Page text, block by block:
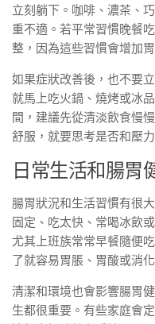
立刻躺下。咖啡、濃茶、
重不適。若平常習慣晚餐
整，因為這些習慣會增加
如果症狀改善後，也不要
就馬上吃火鍋、燒烤或冰
間，建議先從清淡飲食慢
舒服，就要思考是否和壓
日常生活和腸胃
腸胃狀況和生活習慣有很
固定、吃太快、常喝冰飲
尤其上班族常常早餐隨便
了就容易胃脹、胃酸或消化
清潔和環境也會影響腸胃
生都很重要。有些家庭會